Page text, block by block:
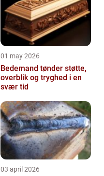
01 may 2026
Bedemand tønder støtte,
overblik og tryghed i en
svær tid
03 april 2026